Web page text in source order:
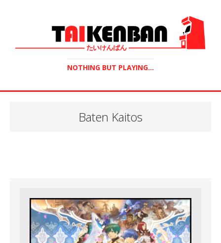
NOTHING BUT PLAYING...
Baten Kaitos